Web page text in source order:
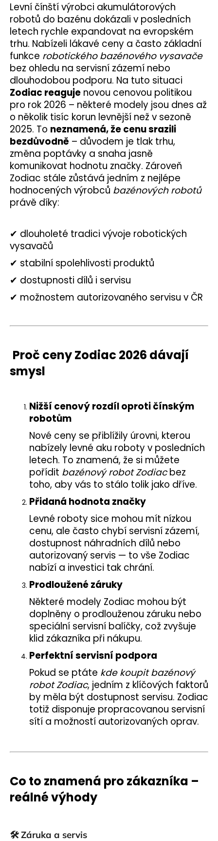
Levní čínští výrobci akumulátorových
robotů do bazénu dokázali v posledních
letech rychle expandovat na evropském
trhu. Nabízeli lákavé ceny a často základní
funkce robotického bazénového vysavače
bez ohledu na servisní zázemí nebo
dlouhodobou podporu. Na tuto situaci
Zodiac reaguje novou cenovou politikou
pro rok 2026 – některé modely jsou dnes až
o několik tisíc korun levnější než v sezoně
2025. To neznamená, že cenu srazili
bezdůvodně – důvodem je tlak trhu,
změna poptávky a snaha jasně
komunikovat hodnotu značky. Zároveň
Zodiac stále zůstává jedním z nejlépe
hodnocených výrobců bazénových robotů
právě díky:
✔ dlouholeté tradici vývoje robotických
vysavačů
✔ stabilní spolehlivosti produktů
✔ dostupnosti dílů i servisu
✔ možnostem autorizovaného servisu v ČR
Proč ceny Zodiac 2026 dávají
smysl
Nižší cenový rozdíl oproti čínským
robotům
Nové ceny se přiblížily úrovni, kterou
nabízely levné aku roboty v posledních
letech. To znamená, že si můžete
pořídit bazénový robot Zodiacbez
toho, aby vás to stálo tolik jako dříve.
Přidaná hodnota značky
Levné roboty sice mohou mít nízkou
cenu, ale často chybí servisní zázemí,
dostupnost náhradních dílů nebo
autorizovaný servis — to vše Zodiac
nabízí a investici tak chrání.
Prodloužené záruky
Některé modely Zodiac mohou být
doplněny o prodlouženou záruku nebo
speciální servisní balíčky, což zvyšuje
klid zákazníka při nákupu.
Perfektní servisní podpora
Pokud se ptáte kde koupit bazénový
robot Zodiac, jedním z klíčových faktorů
by měla být dostupnost servisu. Zodiac
totiž disponuje propracovanou servisní
sítí a možností autorizovaných oprav.
Co to znamená pro zákazníka –
reálné výhody
🛠️Záruka a servis